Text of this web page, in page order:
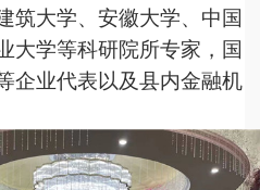
筑大学、安徽大学、中国
大学等科研院所专家 ， 国
企业代表以及县内金融机